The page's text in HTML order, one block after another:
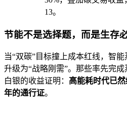
13。
节能不是选择题，而是生存
当“双碳”目标撞上成本红线，智
升级为“战略刚需”。那些率先完
白银的收益证明： 高能耗时代已
年的通行证。